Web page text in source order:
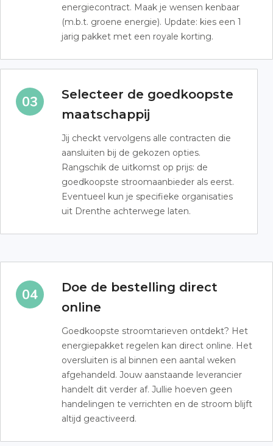
energiecontract. Maak je wensen kenbaar
(m.b.t. groene energie). Update: kies een 1
jarig pakket met een royale korting.
Selecteer de goedkoopste
maatschappij
Jij checkt vervolgens alle contracten die
aansluiten bij de gekozen opties.
Rangschik de uitkomst op prijs: de
goedkoopste stroomaanbieder als eerst.
Eventueel kun je specifieke organisaties
uit Drenthe achterwege laten.
Doe de bestelling direct
online
Goedkoopste stroomtarieven ontdekt? Het
energiepakket regelen kan direct online. Het
oversluiten is al binnen een aantal weken
afgehandeld. Jouw aanstaande leverancier
handelt dit verder af. Jullie hoeven geen
handelingen te verrichten en de stroom blijft
altijd geactiveerd.